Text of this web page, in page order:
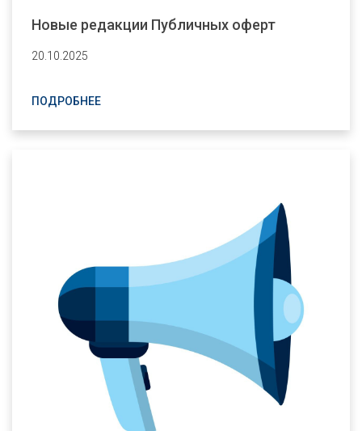
Новые редакции Публичных оферт
20.10.2025
ПОДРОБНЕЕ